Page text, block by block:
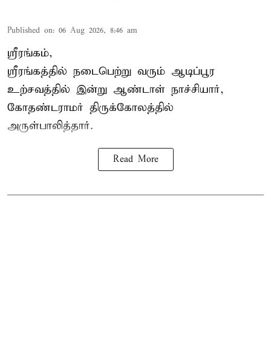
Published on: 06 Aug 2026, 8:46 am
ஸ்ரீரங்கம்,
ஸ்ரீரங்கத்தில் நடைபெற்று வரும் ஆடிப்பூர
உற்சவத்தில் இன்று ஆண்டாள் நாச்சியார்,
கோதண்டராமர் திருக்கோலத்தில்
அருள்பாலித்தார்.
Read More